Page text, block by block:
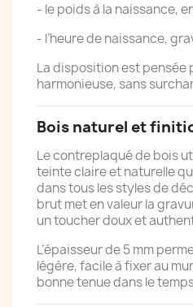
- le poids à la naissance,
- l’heure de naissance,
La disposition est pensée
harmonieuse, sans
Bois naturel et
Le contreplaqué de bois
teinte claire et naturelle
dans tous les styles de
brut met en valeur la
un toucher doux et
L’épaisseur de 5 mm
légère, facile à fixer au
bonne tenue dans le